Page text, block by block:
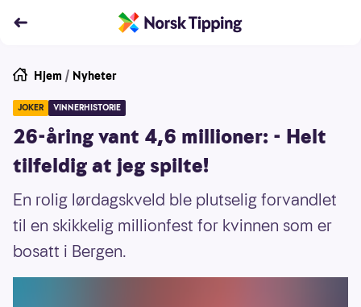
Hjem / Nyheter
JOKER VINNERHISTORIE
26-åring vant 4,6 millioner: - Helt
tilfeldig at jeg spilte!
En rolig lørdagskveld ble plutselig forvandlet
til en skikkelig millionfest for kvinnen som er
bosatt i Bergen.